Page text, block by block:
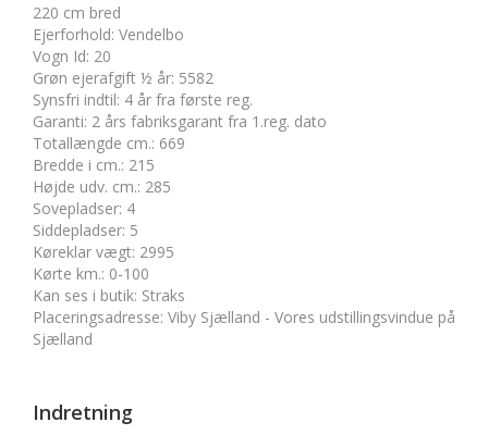
220 cm bred
Ejerforhold: Vendelbo
Vogn Id: 20
Grøn ejerafgift ½ år: 5582
Synsfri indtil: 4 år fra første reg.
Garanti: 2 års fabriksgarant fra 1.reg. dato
Totallængde cm.: 669
Bredde i cm.: 215
Højde udv. cm.: 285
Sovepladser: 4
Siddepladser: 5
Køreklar vægt: 2995
Kørte km.: 0-100
Kan ses i butik: Straks
Placeringsadresse: Viby Sjælland - Vores udstillingsvindue på
Sjælland
Indretning